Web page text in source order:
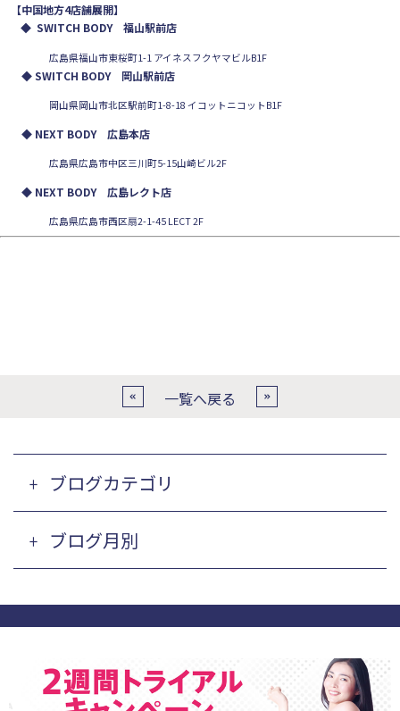
【中国地方4店舗展開】
◆ SWITCH BODY 福山駅前店
広島県福山市東桜町1-1 アイネスフクヤマビルB1F
◆ SWITCH BODY 岡山駅前店
岡山県岡山市北区駅前町1-8-18 イコットニコットB1F
◆ NEXT BODY 広島本店
広島県広島市中区三川町5-15山崎ビル2F
◆ NEXT BODY 広島レクト店
広島県広島市西区扇2-1-45 LECT 2F
一覧へ戻る
ブログカテゴリ
ブログ月別